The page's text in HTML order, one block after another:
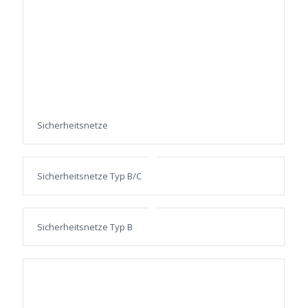
Sicherheitsnetze
Sicherheitsnetze Typ B/C
Sicherheitsnetze Typ B